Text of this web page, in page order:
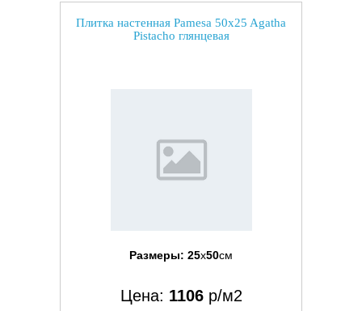
Плитка настенная Pamesa 50x25 Agatha
Pistacho глянцевая
Размеры: 25x50см
Цена: 1106р/м2